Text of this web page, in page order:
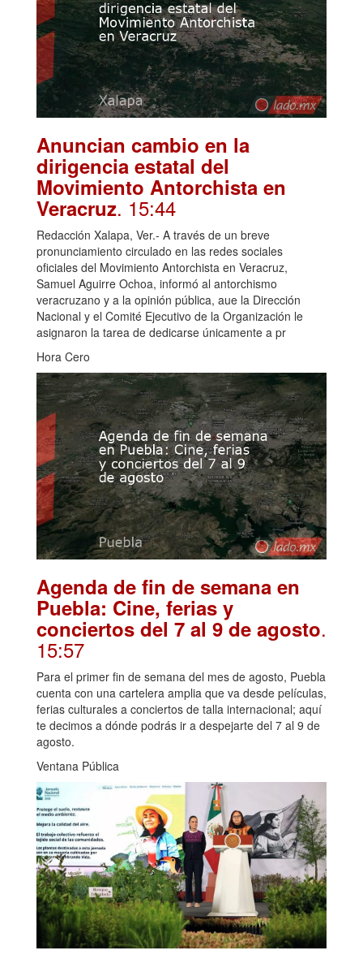
Anuncian cambio en la
dirigencia estatal del
Movimiento Antorchista en
Veracruz. 15:44
Redacción Xalapa, Ver.- A través de un breve
pronunciamiento circulado en las redes sociales
oficiales del Movimiento Antorchista en Veracruz,
Samuel Aguirre Ochoa, informó al antorchismo
veracruzano y a la opinión pública, aue la Dirección
Nacional y el Comité Ejecutivo de la Organización le
asignaron la tarea de dedicarse únicamente a pr
Hora Cero
Agenda de fin de semana en
Puebla: Cine, ferias y
conciertos del 7 al 9 de agosto.
15:57
Para el primer fin de semana del mes de agosto, Puebla
cuenta con una cartelera amplia que va desde películas,
ferias culturales a conciertos de talla internacional; aquí
te decimos a dónde podrás ir a despejarte del 7 al 9 de
agosto.
Ventana Pública